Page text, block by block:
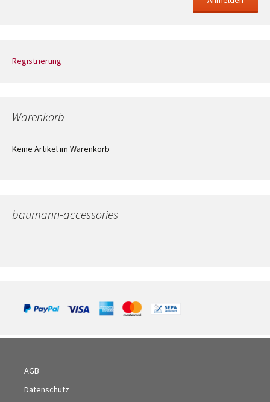
Registrierung
Warenkorb
Keine Artikel im Warenkorb
baumann-accessories
AGB
Datenschutz